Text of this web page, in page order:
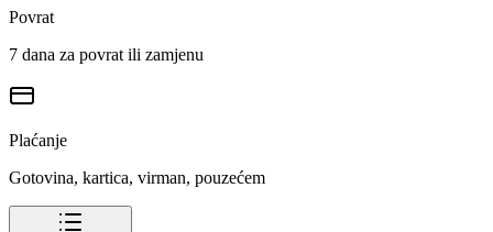
Povrat
7 dana za povrat ili zamjenu
Plaćanje
Gotovina, kartica, virman, pouzećem